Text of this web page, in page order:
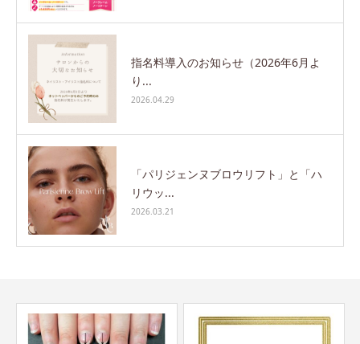
指名料導入のお知らせ（2026年6月よ
り...
2026.04.29
「パリジェンヌブロウリフト」と「ハ
リウッ...
2026.03.21